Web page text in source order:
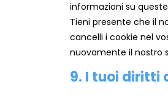
informazioni su
Tieni presente che il
cancelli i cookie nel
nuovamente il nostro
9. I tuoi diritti